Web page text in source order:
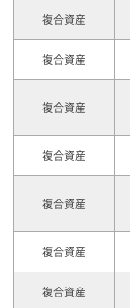
複合資産
複合資産
複合資産
複合資産
複合資産
複合資産
複合資産